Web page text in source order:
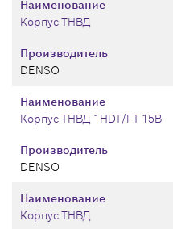
Производитель
DENSO
Наименование
Корпус ТНВД
Производитель
DENSO
Наименование
Корпус ТНВД 1HDT/FT 15B
Наименование
Корпус ТНВД